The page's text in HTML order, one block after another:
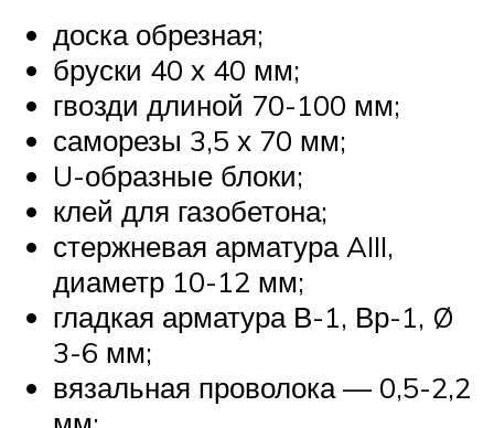
доска обрезная;
бруски 40 х 40 мм;
гвозди длиной 70-100 мм;
саморезы 3,5 х 70 мм;
U-образные блоки;
клей для газобетона;
стержневая арматура AIII,
диаметр 10-12 мм;
гладкая арматура В-1, Вр-1, Ø
3-6 мм;
вязальная проволока — 0,5-2,2